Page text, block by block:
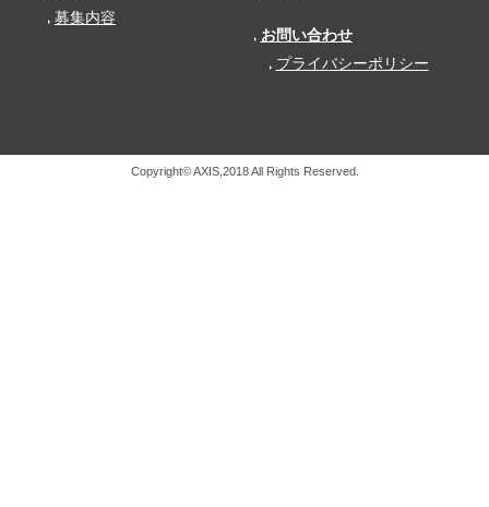
募集内容
お問い合わせ
プライバシーポリシー
Copyright© AXIS,2018 All Rights Reserved.